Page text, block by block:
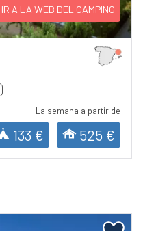
IR A LA WEB DEL CAMPING
La semana a partir de
133 € 525 €